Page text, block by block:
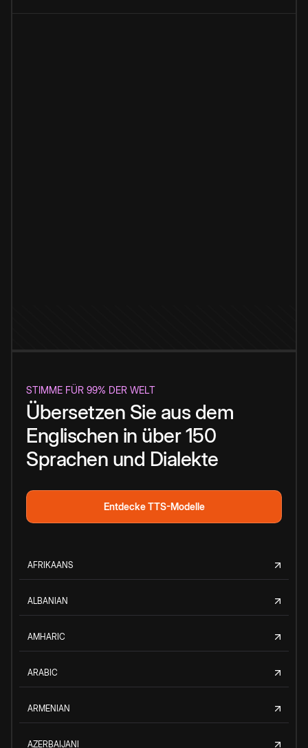
STIMME FÜR 99% DER WELT
Übersetzen Sie aus dem
Englischen in über 150
Sprachen und Dialekte
Entdecke TTS-Modelle
AFRIKAANS
ALBANIAN
AMHARIC
ARABIC
ARMENIAN
AZERBAIJANI